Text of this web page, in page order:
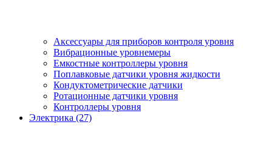
Аксессуары для приборов контроля уровня
Вибрационные уровнемеры
Емкостные контроллеры уровня
Поплавковые датчики уровня жидкости
Кондуктометрические датчики
Ротационные датчики уровня
Контроллеры уровня
Электрика (27)